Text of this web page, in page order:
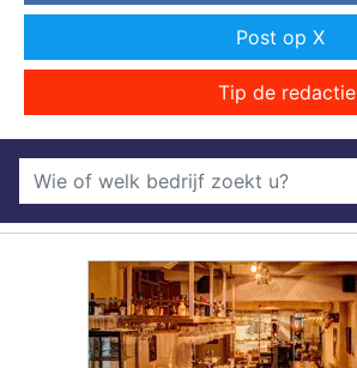
Post op X
Tip de redactie